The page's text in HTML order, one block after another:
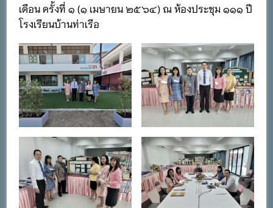
เดือน ครั้งที่ ๑ (๑ เมษายน ๒๕๖๔) ณ ห้องประชุม ๑๑๑ ปี
โรงเรียนบ้านท่าเรือ